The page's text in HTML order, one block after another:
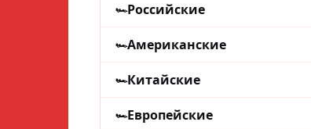
Российские
Американские
Китайские
Европейские